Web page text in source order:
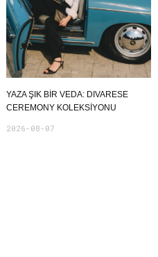
YAZA ŞIK BIR VEDA: DIVARESE
CEREMONY KOLEKSIYONU
2026-08-07